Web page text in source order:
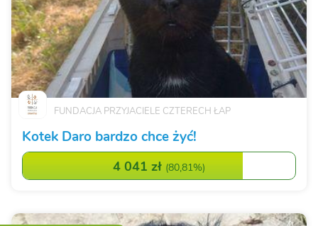
FUNDACJA PRZYJACIELE CZTERECH ŁAP
Kotek Daro bardzo chce żyć!
4 041 zł (80,81%)